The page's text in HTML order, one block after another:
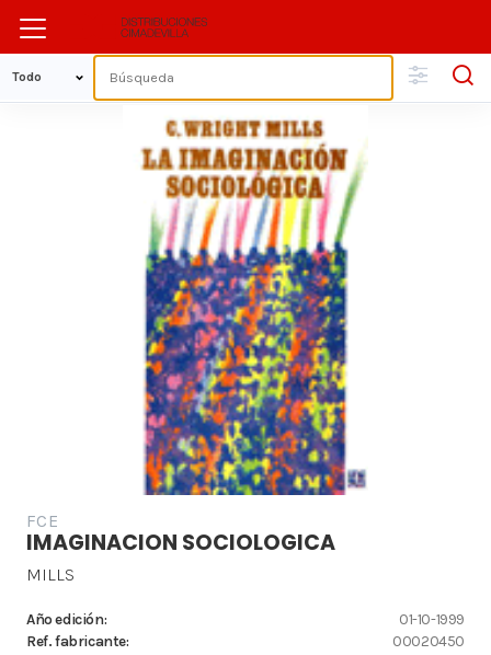
FCE
IMAGINACION SOCIOLOGICA
MILLS
Año edición:
01-10-1999
Ref. fabricante:
00020450